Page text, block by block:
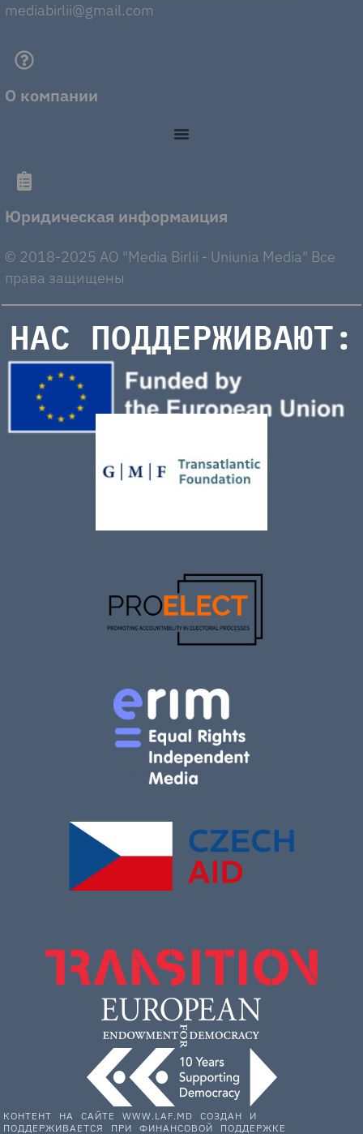
mediabirlii@gmail.com
О компании
Юридическая информаиция
© 2018-2025 AO "Media Birlii - Uniunia Media" Все
права защищены
НАС ПОДДЕРЖИВАЮТ:
КОНТЕНТ НА САЙТЕ WWW.LAF.MD СОЗДАН И
ПОДДЕРЖИВАЕТСЯ ПРИ ФИНАНСОВОЙ ПОДДЕРЖКЕ